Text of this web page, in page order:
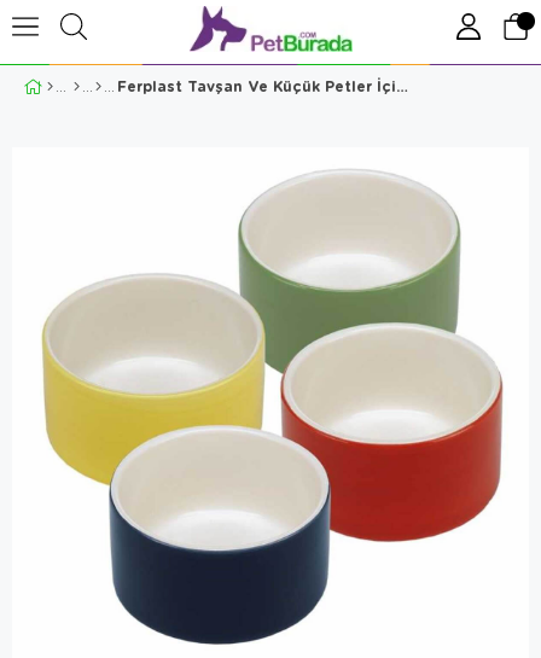
Ferplast Tavşan Ve Küçük Petler İçin Mama Kabı 0.25 Litre